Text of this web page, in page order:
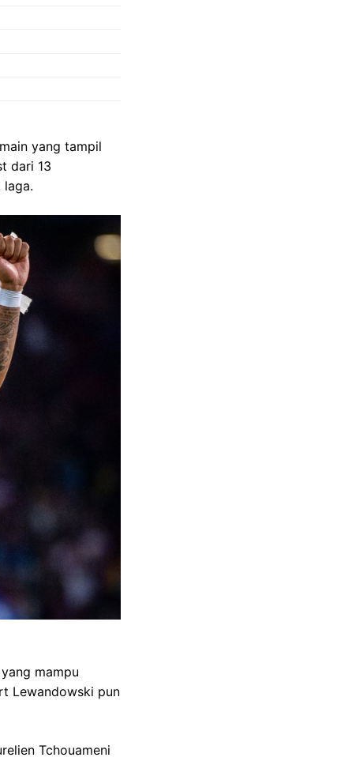
yang tampil
dari 13
laga.
mampu
Lewandowski pun
Tchouameni